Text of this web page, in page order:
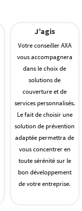
J’agis
Votre conseiller AXA
vous accompagnera
dans le choix de
solutions de
couverture et de
services personnalisés.
Le fait de choisir une
solution de prévention
adaptée permettra de
vous concentrer en
toute sérénité sur le
bon développement
de votre entreprise.